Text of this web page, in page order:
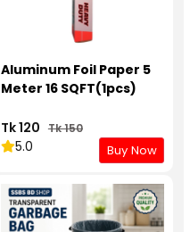
Aluminum Foil Paper 5
Meter 16 SQFT(1pcs)
Tk 120 Tk 150
5.0 Buy Now